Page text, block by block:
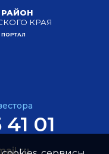
КРАЯ
01